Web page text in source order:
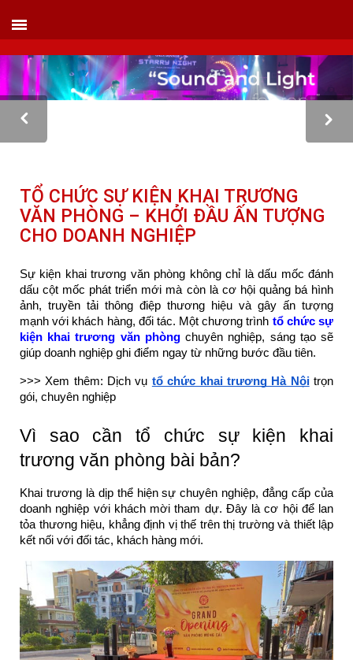
Hotline/ skype/ Wechat/ Whatsapp : +84 .0983.686.183 / Tel : +84 243 785 8551
ext 101
Email: info@vietlinktour.com / sales@vietlinktour.com
TỔ CHỨC SỰ KIỆN KHAI TRƯƠNG
VĂN PHÒNG – KHỞI ĐẦU ẤN TƯỢNG
CHO DOANH NGHIỆP
Sự kiện khai trương văn phòng không chỉ là dấu mốc đánh
dấu cột mốc phát triển mới mà còn là cơ hội quảng bá hình
ảnh, truyền tải thông điệp thương hiệu và gây ấn tượng
mạnh với khách hàng, đối tác. Một chương trình tổ chức sự
kiện khai trương văn phòngchuyên nghiệp, sáng tạo sẽ
giúp doanh nghiệp ghi điểm ngay từ những bước đầu tiên.
>>> Xem thêm: Dịch vụ tổ chức khai trương Hà Nộitrọn
gói, chuyên nghiệp
Vì sao cần tổ chức sự kiện khai
trương văn phòng bài bản?
Khai trương là dịp thể hiện sự chuyên nghiệp, đẳng cấp của
doanh nghiệp với khách mời tham dự. Đây là cơ hội để lan
tỏa thương hiệu, khẳng định vị thế trên thị trường và thiết lập
kết nối với đối tác, khách hàng mới.